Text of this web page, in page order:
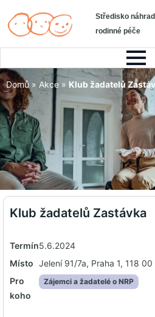
Středisko
rodinné péče
Domů » Akce » Klub žadatelů
Klub žadatelů Zastávka
Termín5.6.2024
Místo Jelení 91/7a, Praha 1, 118 00
Pro
koho
Zájemci a žadatelé o NRP